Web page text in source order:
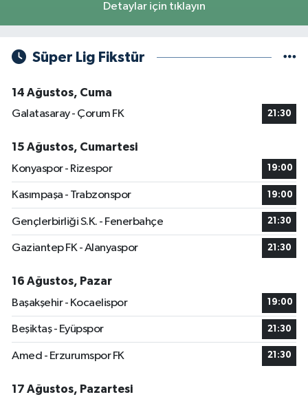
Detaylar için tıklayın
Süper Lig Fikstür
14 Ağustos, Cuma
Galatasaray - Çorum FK
21:30
15 Ağustos, Cumartesi
Konyaspor - Rizespor
19:00
Kasımpaşa - Trabzonspor 19:00
Gençlerbirliği S.K. - Fenerbahçe 21:30
Gaziantep FK - Alanyaspor 21:30
16 Ağustos, Pazar
Başakşehir - Kocaelispor
19:00
Beşiktaş - Eyüpspor 21:30
Amed - Erzurumspor FK 21:30
17 Ağustos, Pazartesi